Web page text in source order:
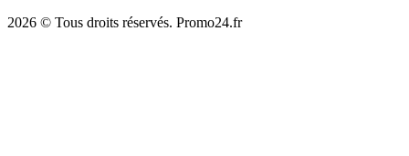
2026 © Tous droits réservés. Promo24.fr